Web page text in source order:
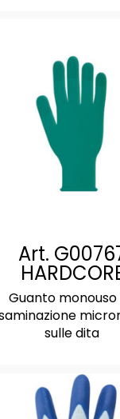
Art.
Guanto monouso
sulle dita